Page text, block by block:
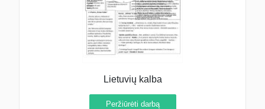
Lietuvių kalba
Peržiūrėti darbą